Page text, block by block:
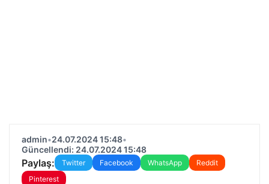
admin•24.07.2024 15:48•
Güncellendi: 24.07.2024 15:48
Paylaş: Twitter Facebook WhatsApp
Reddit
Pinterest